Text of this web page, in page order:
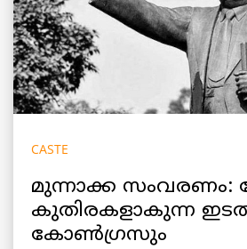
CASTE
മുന്നാക്ക സംവരണം:
കുതിരകളാകുന്ന
കോൺഗ്രസും